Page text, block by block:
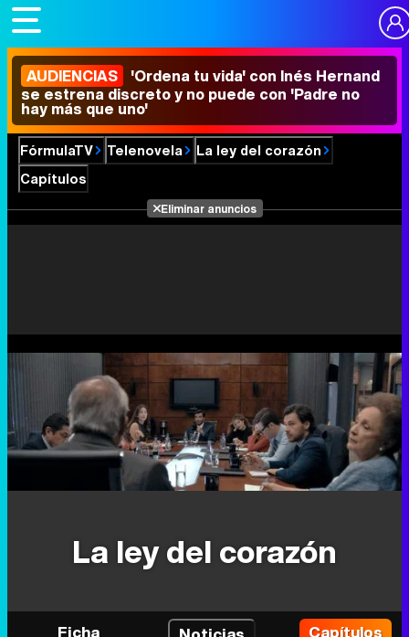
AUDIENCIAS 'Ordena tu vida' con Inés Hernand
se estrena discreto y no puede con 'Padre no
hay más que uno'
FórmulaTV Telenovela
La ley del corazón
Capítulos
Eliminar anuncios
La ley del corazón
Ficha
Capítulos